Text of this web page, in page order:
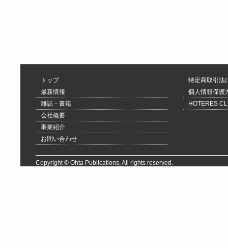
トップ
最新情報
雑誌・書籍
会社概要
事業紹介
お問い合わせ
特定商取引法
個人情報保護
HOTERES
Copyright © Ohta Publications, All rights reserved.